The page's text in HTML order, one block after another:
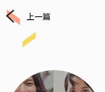
上一篇